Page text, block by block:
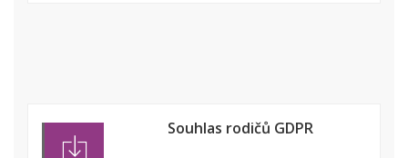
Souhlas rodičů GDPR